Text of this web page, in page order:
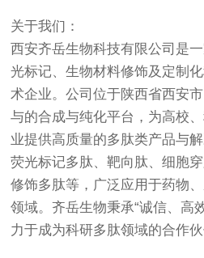
关于我们：
西安齐岳生物科技有限公司是
光标记、生物材料修饰及定制
术企业。公司位于陕西省西安
与的合成与纯化平台，为高校
业提供高质量的多肽类产品与
荧光标记多肽、靶向肽、细胞
修饰多肽等，广泛应用于药物
领域。齐岳生物秉承“诚信、高
力于成为科研多肽领域的合作伙